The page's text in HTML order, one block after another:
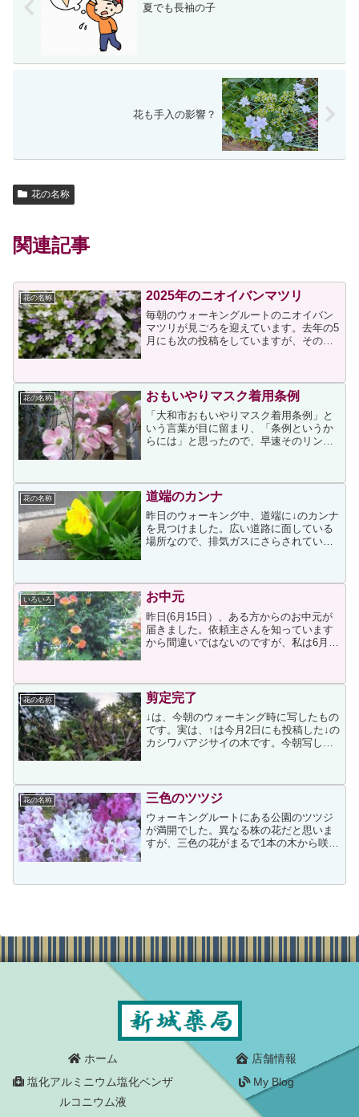
夏でも長袖の子
花も手入の影響？
花の名称
関連記事
花の名称 2025年のニオイバンマツリ
毎朝のウォーキングルートのニオイバン
マツリが見ごろを迎えています。去年の5
月にも次の投稿をしていますが、その前
ていたので、一つの株か...
花の名称 おもいやりマスク着用条例
「大和市おもいやりマスク着用条例」と
いう言葉が目に留まり、「条例というか
らには」と思ったので、早速そのリンク
りました。新型コロナウイルスをはじめ
とする感染症を拡大させな...
花の名称 道端のカンナ
昨日のウォーキング中、道端に↓のカンナ
を見つけました。広い道路に面している
場所なので、排気ガスにさらされている
きたとは考えにくいので、誰かが植えた
のでしょうか
いろいろ お中元
昨日(6月15日）、ある方からのお中元が
届きました。依頼主さんを知っています
から間違いではないのですが、私は6月半
とにしました。なぜ問い合わせまでする
必要があったかと言...
花の名称 剪定完了
↓は、今朝のウォーキング時に写したもの
です。実は、↑は今月2日にも投稿した↓の
カシワバアジサイの木です。今朝写した
ージには次が記されていました。庭木や
花木は年々枝を伸ば...
花の名称 三色のツツジ
ウォーキングルートにある公園のツツジ
が満開でした。異なる株の花だと思いま
すが、三色の花がまるで1本の木から咲い
は和ませてくれると思います。
ホーム
店舗情報
塩化アルミニウム塩化ベンザ
ルコニウム液
My Blog